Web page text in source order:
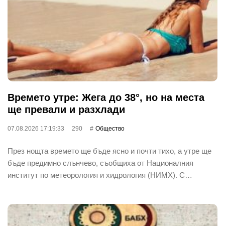
Времето утре: Жега до 38°, но на места
ще превали и разхлади
07.08.2026 17:19:33 290 Общество
През нощта времето ще бъде ясно и почти тихо, а утре ще
бъде предимно слънчево, съобщиха от Националния
институт по метеорология и хидрология (НИМХ). С…